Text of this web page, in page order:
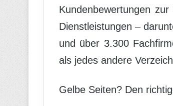
Kundenbewertungen
Dienstleistungen –
und über 3.300
als jedes andere
Gelbe Seiten? Den